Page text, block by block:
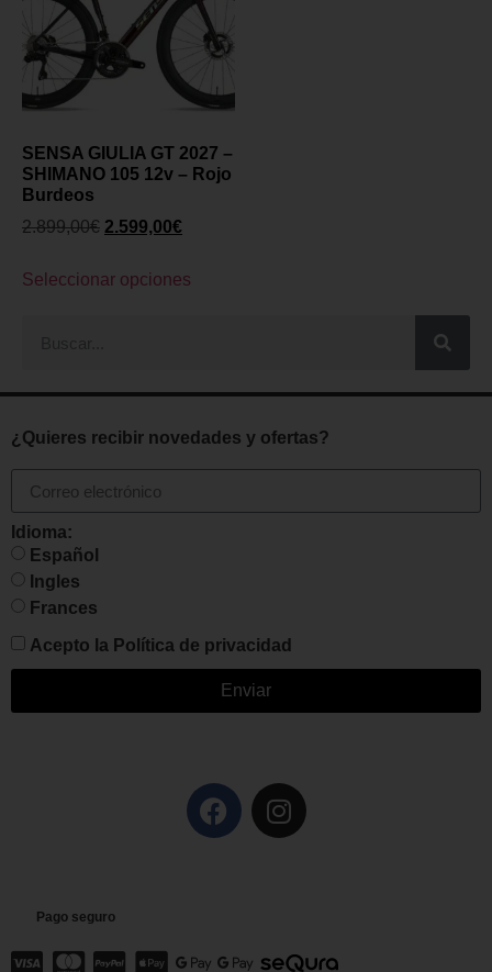
SENSA GIULIA GT 2027 –
SHIMANO 105 12v – Rojo
Burdeos
2.899,00€ 2.599,00€
Seleccionar opciones
¿Quieres recibir novedades y ofertas?
Idioma:
Español
Ingles
Frances
Acepto la Política de privacidad
Enviar
Pago seguro